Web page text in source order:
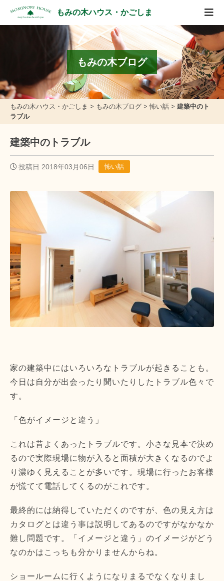
もみの木ハウス・かごしま
もみの木ブログ
もみの木ハウス・かごしま > もみの木ブログ >怖い話 > 建築中のト
ラブル
建築中のトラブル
投稿日 2018年03月06日 怖い話
家の建築中にはいろいろなトラブルが起きることも。
今日は自分が出会ったり聞いたりしたトラブル色々で
す。
「色がイメージと違う」
これは昔よくあったトラブルです。小さな見本で決め
るので実際現場に物が入ると面積が大きくなるのでよ
り濃ゆく見えることが多いです。現場に行ったお客様
が慌てて電話してくるのがこれです。
最終的には納得していただくのですが、色の見え方は
カタログとは違う事は説明してあるのですがなかなか
難し問題です。「イメージと違う」のイメージがどう
なのかはこっちも分かりませんからね。
ショールームに行くようになりまるでなくなりまし